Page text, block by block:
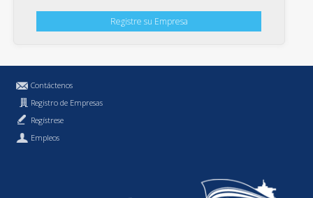
Registre su Empresa
Contáctenos
Registro de Empresas
Regístrese
Empleos